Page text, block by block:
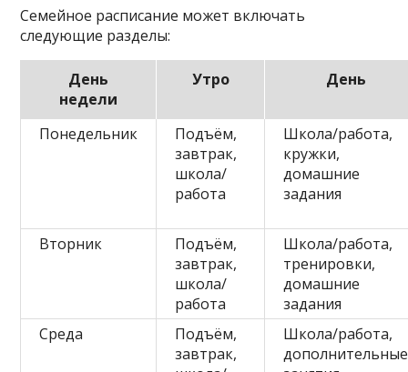
Семейное расписание может включать
следующие разделы:
День
недели
Утро День
Понедельник
Подъём,
завтрак,
школа/
работа
Школа/работа,
кружки,
домашние
задания
Вторник
Подъём,
завтрак,
школа/
работа
Школа/работа,
тренировки,
домашние
задания
Среда
Подъём,
завтрак,
Школа/работа,
дополнительные